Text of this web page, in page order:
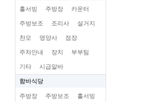
홀서빙 주방장 카운터
주방보조 조리사 설거지
찬모 영양사 점장
주차안내 장치 부부팀
기타 시급알바
함바식당
주방장 주방보조 홀서빙